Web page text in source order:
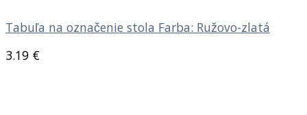
Tabuľa na označenie stola Farba: Ružovo-zlatá
3.19 €